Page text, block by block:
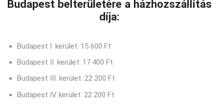
Budapest belterületére a házhozszállítás
díja:
Budapest I. kerület: 15 600 Ft
Budapest II. kerület: 17 400 Ft
Budapest III. kerület: 22 200 Ft
Budapest IV. kerület: 22 200 Ft